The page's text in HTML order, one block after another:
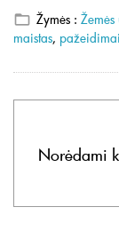
Žymės :
maistas, pažeidimai
Norėdami